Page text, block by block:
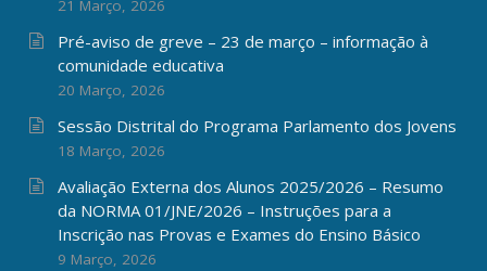
21 Março, 2026
Pré-aviso de greve – 23 de março – informação à
comunidade educativa
20 Março, 2026
Sessão Distrital do Programa Parlamento dos Jovens
18 Março, 2026
Avaliação Externa dos Alunos 2025/2026 – Resumo
da NORMA 01/JNE/2026 – Instruções para a
Inscrição nas Provas e Exames do Ensino Básico
9 Março, 2026